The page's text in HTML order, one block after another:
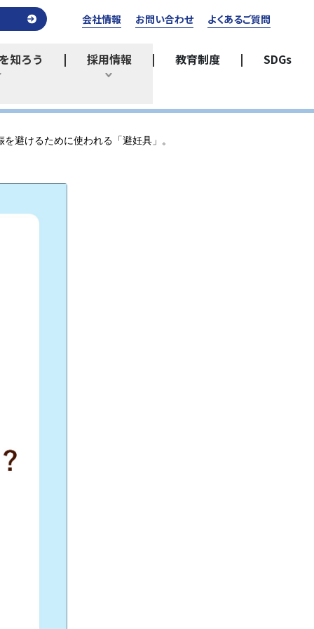
知ろう
ひらく
採用情報
ひらく
教育制度 SDGs
会社情報 お問い合わせ よくあるご質問
避けるために使われる「避妊具」。